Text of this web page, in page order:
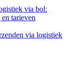
via bol:
tarieven
via logistiek